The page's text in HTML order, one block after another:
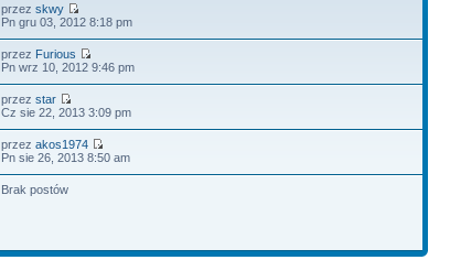
przezskwy
Pn gru 03, 2012 8:18 pm
przez Furious
Pn wrz 10, 2012 9:46 pm
przezstar
Cz sie 22, 2013 3:09 pm
przezakos1974
Pn sie 26, 2013 8:50 am
Brak postów